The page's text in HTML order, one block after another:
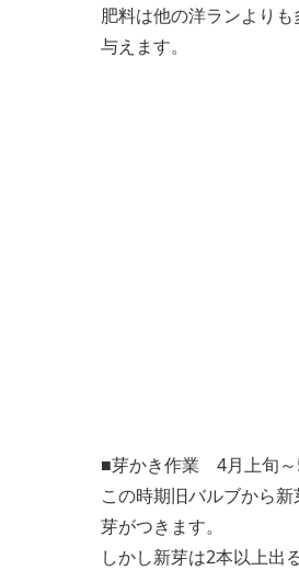
肥料は他の洋ランより
与えます。
■芽かき作業 4月上旬～
この時期旧バルブから
芽がつきます。
しかし新芽は2本以上出